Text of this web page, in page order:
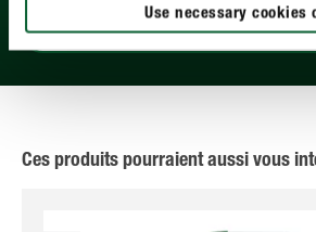
Use necessary cookies
EN SAVOIR PLUS
Ces produits pourraient aussi vous